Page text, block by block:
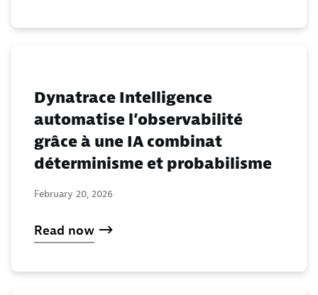
Dynatrace Intelligence
automatise l’observabilité
grâce à une IA combinat
déterminisme et probabilisme
February 20, 2026
Read now